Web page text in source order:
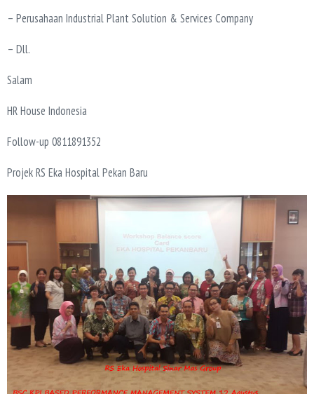
– Perusahaan Industrial Plant Solution & Services Company
– Dll.
Salam
HR House Indonesia
Follow-up 0811891352
Projek RS Eka Hospital Pekan Baru